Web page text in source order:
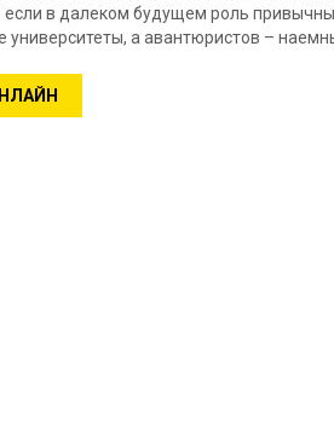
если в далеком будущем роль
университеты, а авантюристов –